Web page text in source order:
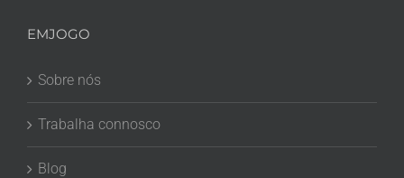
EMJOGO
Sobre nós
Trabalha connosco
Blog